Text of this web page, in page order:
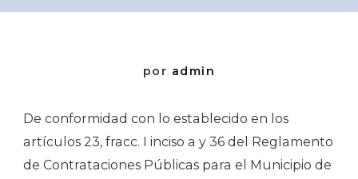
por admin
De conformidad con lo establecido en los
artículos 23, fracc. I inciso a y 36 del Reglamento
de Contrataciones Públicas para el Municipio de